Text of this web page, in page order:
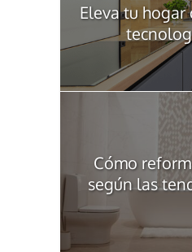
Eleva tu
Cómo
según las